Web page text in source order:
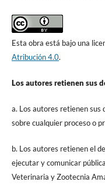
Esta obra está bajo una
Atribución 4.0.
Los autores retienen sus
a. Los autores retienen sus
sobre cualquier proceso o
b. Los autores retienen el
ejecutar y comunicar
Veterinaria y Zootecnia